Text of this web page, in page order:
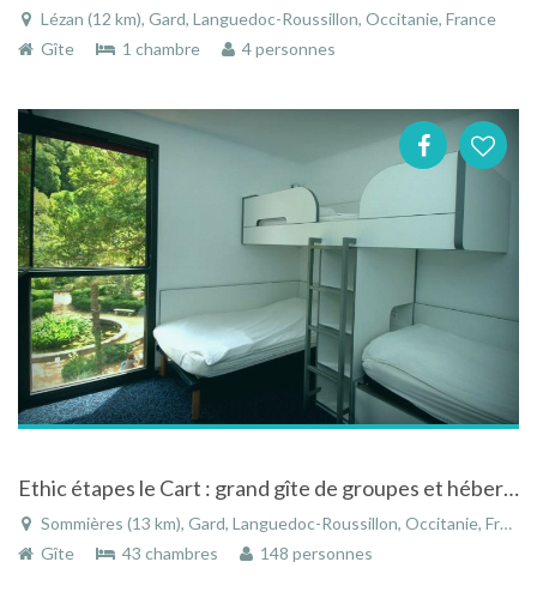
Lézan (12 km), Gard, Languedoc-Roussillon, Occitanie, France
Gîte
1 chambre 4 personnes
Ethic étapes le Cart : grand gîte de groupes et hébergement collectif
Sommières (13 km), Gard, Languedoc-Roussillon, Occitanie, France
Gîte
43 chambres 148 personnes